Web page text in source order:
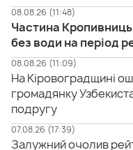
08.08.26 (11:48)
Частина
без води на період
08.08.26 (11:09)
На Кіровоградщині
громадянку
подругу
07.08.26 (17:39)
Залужний очолив